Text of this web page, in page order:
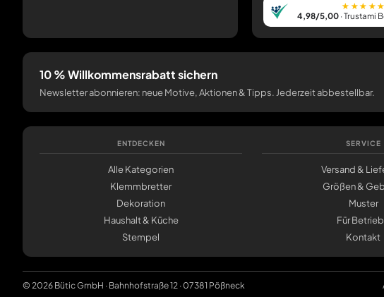
★★★★★
4,98/5,00 · Trustami
10 % Willkommensrabatt sichern
Newsletter abonnieren: neue Motive, Aktionen & Tipps. Jederzeit abbestellbar.
ENTDECKEN
Alle Kategorien
Klemmbretter
Dekoration
Haushalt & Küche
Stempel
SERVICE
Versand &
Größen &
Muster
Für
Kontakt
© 2026 Bütic GmbH · Bahnhofstraße 12 · 07381 Pößneck